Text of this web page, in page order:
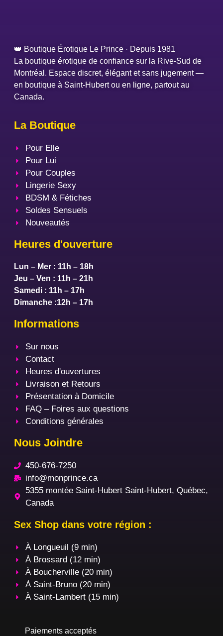
👑 Boutique Érotique Le Prince · Depuis 1981
La boutique érotique de confiance sur la Rive-Sud de
Montréal. Espace discret, élégant et sans jugement —
en boutique à Saint-Hubert ou en ligne, partout au
Canada.
La Boutique
Pour Elle
Pour Lui
Pour Couples
Lingerie Sexy
BDSM & Fétiches
Soldes Sensuels
Nouveautés
Heures d'ouverture
Lun – Mer : 11h – 18h
Jeu – Ven : 11h – 21h
Samedi : 11h – 17h
Dimanche :12h – 17h
Informations
Sur nous
Contact
Heures d'ouvertures
Livraison et Retours
Présentation à Domicile
FAQ – Foires aux questions
Conditions générales
Nous Joindre
450-676-7250
info@monprince.ca
5355 montée Saint-Hubert Saint-Hubert, Québec,
Canada
Sex Shop dans votre région :
À Longueuil (9 min)
À Brossard (12 min)
À Boucherville (20 min)
À Saint-Bruno (20 min)
À Saint-Lambert (15 min)
Paiements acceptés